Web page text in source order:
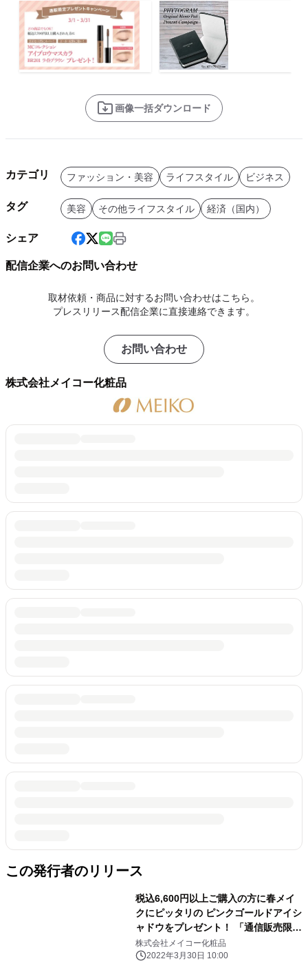
画像一括ダウンロード
カテゴリ ファッション・美容 ライフスタイル ビジネス
タグ 美容 その他ライフスタイル 経済（国内）
シェア
配信企業へのお問い合わせ
取材依頼・商品に対するお問い合わせはこちら。
プレスリリース配信企業に直接連絡できます。
お問い合わせ
株式会社メイコー化粧品
この発行者のリリース
税込6,600円以上ご購入の方に春メイ
クにピッタリの ピンクゴールドアイシ
ャドウをプレゼント！ 「通信販売限定
プレゼントキャンペーン」を4/30まで
開催
株式会社メイコー化粧品
2022年3月30日 10:00